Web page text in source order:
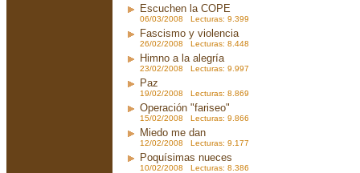
Escuchen la COPE
06/03/2008 Lecturas: 9.399
Fascismo y violencia
26/02/2008 Lecturas: 8.448
Himno a la alegría
23/02/2008 Lecturas: 9.997
Paz
19/02/2008 Lecturas: 8.869
Operación "fariseo"
15/02/2008 Lecturas: 9.866
Miedo me dan
12/02/2008 Lecturas: 9.177
Poquísimas nueces
10/02/2008 Lecturas: 8.386